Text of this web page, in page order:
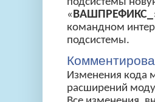
«ВАШПРЕФИКС_
командном
подсистемы.
Изменения кода
расширений